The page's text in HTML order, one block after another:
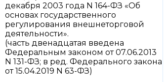
декабря 2003 года N 164-ФЗ «Об
основах государственного
регулирования внешнеторговой
деятельности».
(часть двенадцатая введена
Федеральным законом от 07.06.2013
N 131-ФЗ; в ред. Федерального закона
от 15.04.2019 N 63-ФЗ)